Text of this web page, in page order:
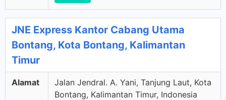
JNE Express Kantor Cabang Utama
Bontang, Kota Bontang, Kalimantan
Timur
Alamat
Jalan Jendral. A. Yani, Tanjung Laut, Kota
Bontang, Kalimantan Timur, Indonesia